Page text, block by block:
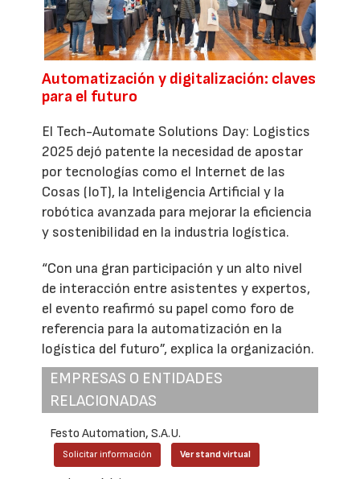
Automatización y digitalización: claves
para el futuro
El Tech-Automate Solutions Day: Logistics
2025 dejó patente la necesidad de apostar
por tecnologías como el Internet de las
Cosas (IoT), la Inteligencia Artificial y la
robótica avanzada para mejorar la eficiencia
y sostenibilidad en la industria logística.
“Con una gran participación y un alto nivel
de interacción entre asistentes y expertos,
el evento reafirmó su papel como foro de
referencia para la automatización en la
logística del futuro”, explica la organización.
EMPRESAS O ENTIDADES
RELACIONADAS
Festo Automation, S.A.U.
Solicitar información Ver stand virtual